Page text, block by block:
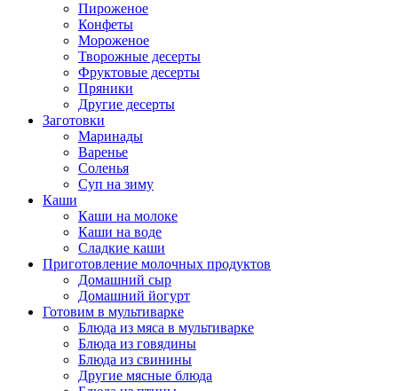
Пироженое
Конфеты
Мороженое
Творожные десерты
Фруктовые десерты
Пряники
Другие десерты
Заготовки
Маринады
Варенье
Соленья
Суп на зиму
Каши
Каши на молоке
Каши на воде
Сладкие каши
Приготовление молочных продуктов
Домашний сыр
Домашний йогурт
Готовим в мультиварке
Блюда из мяса в мультиварке
Блюда из говядины
Блюда из свинины
Другие мясные блюда